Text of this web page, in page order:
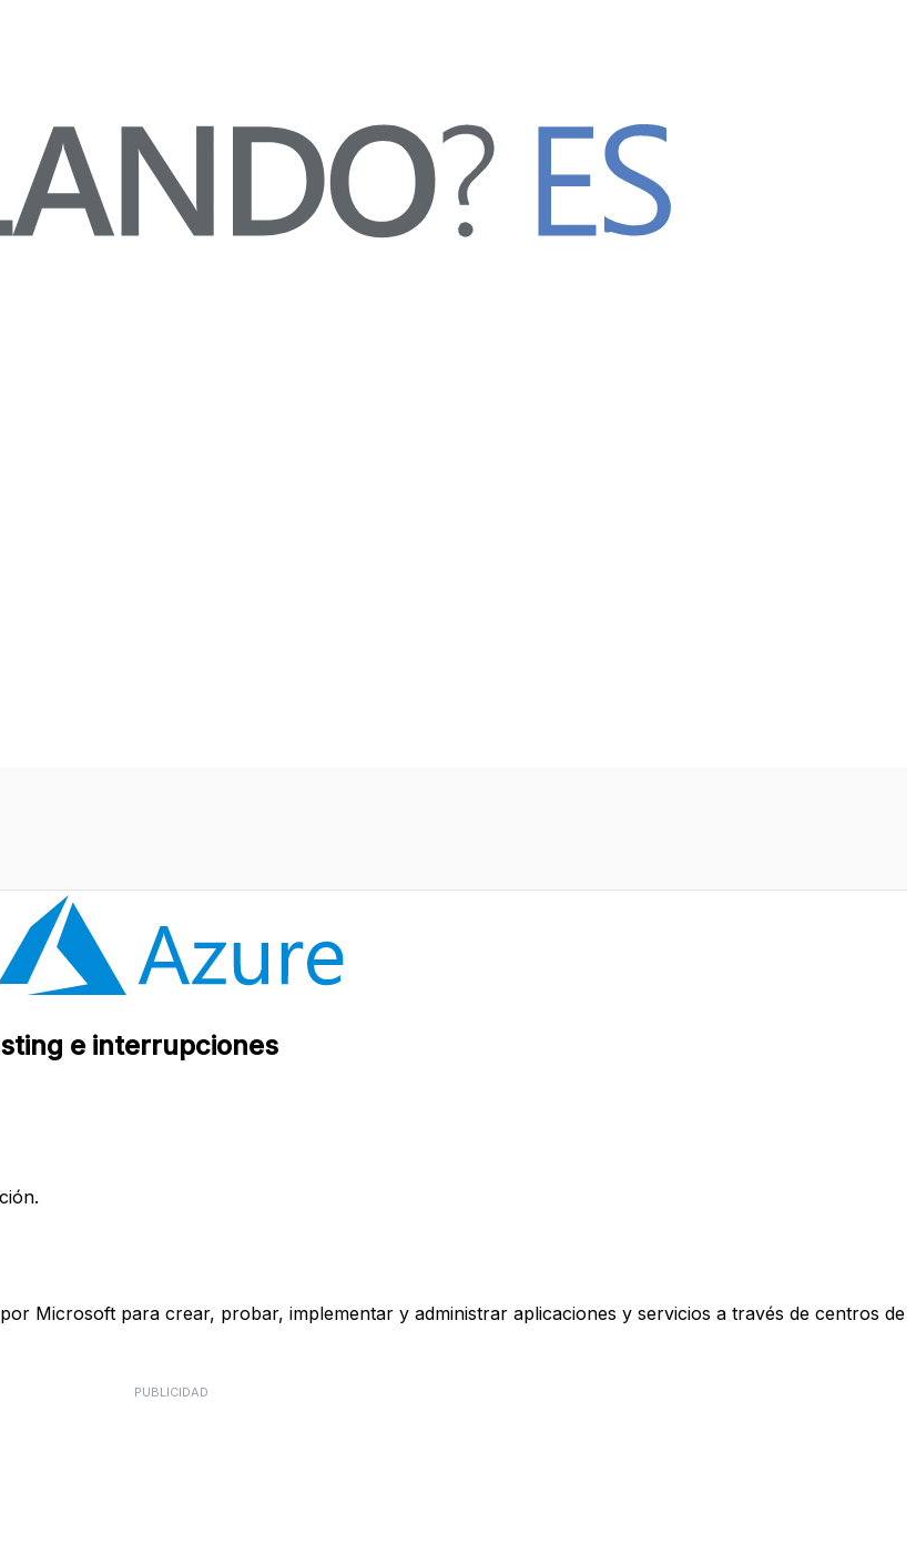
e interrupciones
Microsoft para crear, probar, implementar y administrar aplicaciones y servicios a través de centros de
PUBLICIDAD